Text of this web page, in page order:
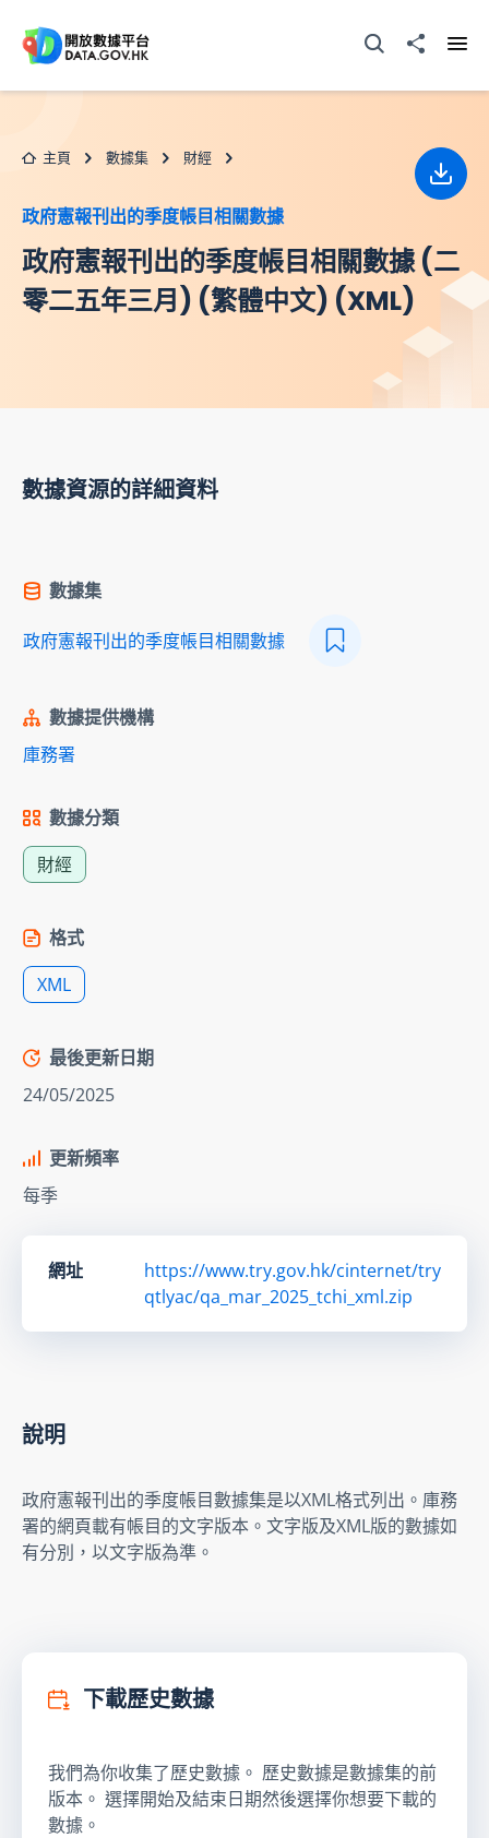
打開搜尋器分享至
主頁 數據集 財經
政府憲報刊出的季度帳目相關數據
政府憲報刊出的季度帳目相關數據 (二
零二五年三月) (繁體中文) (XML)
下載
數據資源的詳細資料
數據集
政府憲報刊出的季度帳目相關數據
數據提供機構
庫務署
數據分類
財經
格式
XML
最後更新日期
24/05/2025
更新頻率
每季
網址
https://www.try.gov.hk/cinternet/try
qtlyac/qa_mar_2025_tchi_xml.zip
說明
政府憲報刊出的季度帳目數據集是以XML格式列出。庫務
署的網頁載有帳目的文字版本。文字版及XML版的數據如
有分別，以文字版為準。
下載歷史數據
我們為你收集了歷史數據。 歷史數據是數據集的前
版本。 選擇開始及結束日期然後選擇你想要下載的
數據。